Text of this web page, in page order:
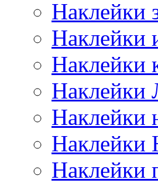
Наклейки
Наклейки
Наклейки
Наклейки
Наклейки
Наклейки
Наклейки